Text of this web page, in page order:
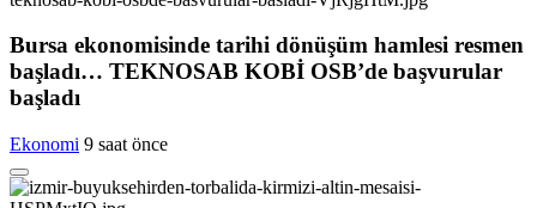
Bursa ekonomisinde tarihi dönüşüm hamlesi resmen
başladı… TEKNOSAB KOBİ OSB’de başvurular
başladı
Ekonomi 9 saat önce